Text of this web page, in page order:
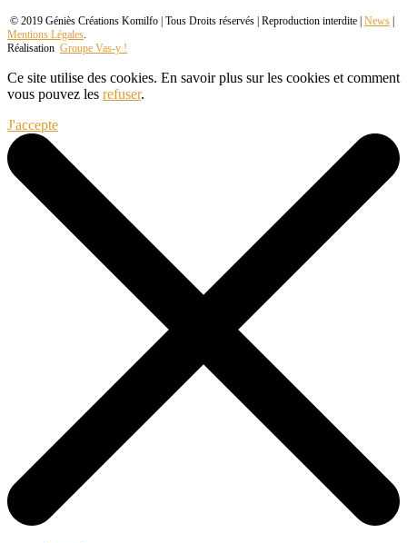
© 2019 Géniès Créations Komilfo | Tous Droits réservés | Reproduction interdite | News
Mentions Légales.
Réalisation Groupe Vas-y !
Ce site utilise des cookies. En savoir plus sur les cookies et comment
vous pouvez les refuser.
J'accepte